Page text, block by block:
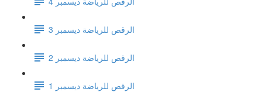
الرقص للرياضة ديسمبر 3
الرقص للرياضة ديسمبر 2
الرقص للرياضة ديسمبر 1